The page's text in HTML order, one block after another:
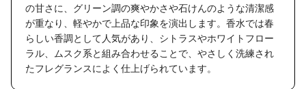
の甘さに、グリーン調の爽やかさや石けんのような清潔感
が重なり、軽やかで上品な印象を演出します。香水では春
らしい香調として人気があり、シトラスやホワイトフロー
ラル、ムスク系と組み合わせることで、やさしく洗練され
たフレグランスによく仕上げられています。